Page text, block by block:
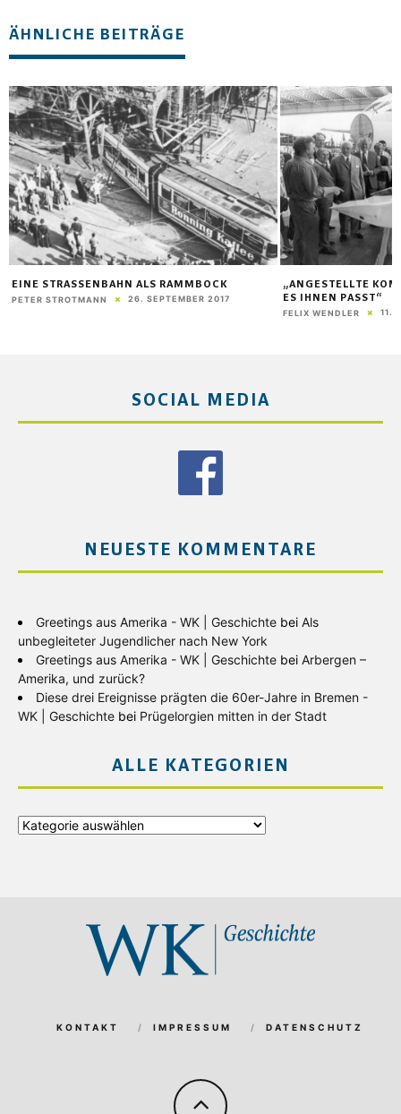
ÄHNLICHE BEITRÄGE
EINE STRASSENBAHN ALS RAMMBOCK
PETER STROTMANN 26. SEPTEMBER 2017
„ANGESTELLTE
ES IHNEN PASST“
FELIX WENDLER 11.
SOCIAL MEDIA
NEUESTE KOMMENTARE
Greetings aus Amerika - WK | Geschichte bei Als
unbegleiteter Jugendlicher nach New York
Greetings aus Amerika - WK | Geschichte bei Arbergen –
Amerika, und zurück?
Diese drei Ereignisse prägten die 60er-Jahre in Bremen -
WK | Geschichte bei Prügelorgien mitten in der Stadt
ALLE KATEGORIEN
Alle
KONTAKT IMPRESSUM DATENSCHUTZ